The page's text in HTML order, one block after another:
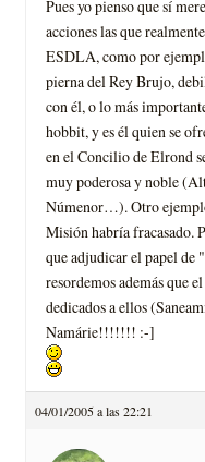
Pues yo pienso que sí­
acciones las que
ESDLA, como por
pierna del Rey Brujo,
con él, o lo más
hobbit, y es él quien se
en el Concilio de Elrond
muy poderosa y noble
Númenor…). Otro
Misión habrí­a fracasado.
que adjudicar el papel de
resordemos además que
dedicados a ellos
Namárie!!!!!!! :-]
04/01/2005 a las 22:21